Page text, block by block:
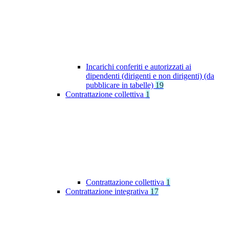
Incarichi conferiti e autorizzati ai
dipendenti (dirigenti e non dirigenti) (da
pubblicare in tabelle) 19
Contrattazione collettiva 1
Contrattazione collettiva 1
Contrattazione integrativa 17